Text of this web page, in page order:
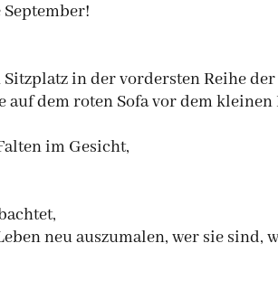
in der vordersten Reihe der
dem roten Sofa vor dem kleinen
im Gesicht,
neu auszumalen, wer sie sind,